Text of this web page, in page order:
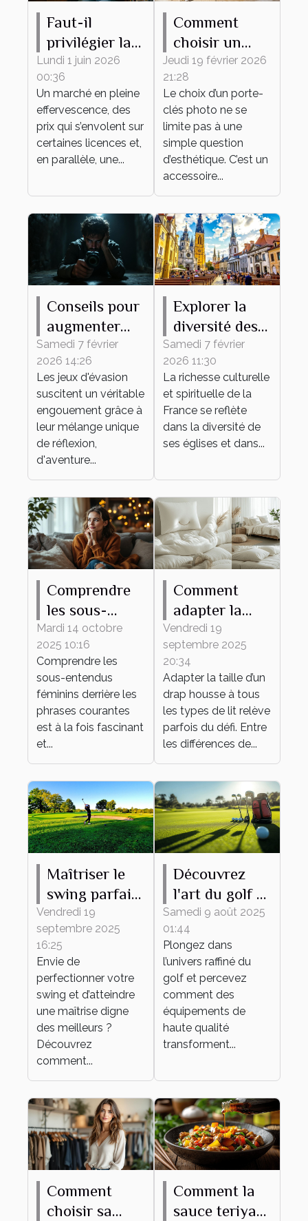
Faut-il
privilégier la
rareté ou
l’attachement
émotionnel
pour sa
collection de
figurines ?
Lundi 1 juin 2026
00:36
Un marché en pleine
effervescence, des
prix qui s’envolent sur
certaines licences et,
en parallèle, une...
Comment
choisir un
porte-clés
photo idéal
pour vous ?
Jeudi 19 février 2026
21:28
Le choix d’un porte-
clés photo ne se
limite pas à une
simple question
d’esthétique. C’est un
accessoire...
Conseils pour
augmenter
vos chances
de succès
dans un jeu
d'évasion
Samedi 7 février
2026 14:26
Les jeux d'évasion
suscitent un véritable
engouement grâce à
leur mélange unique
de réflexion,
d'aventure...
Explorer la
diversité des
églises
françaises à
travers leurs
messes
Samedi 7 février
2026 11:30
La richesse culturelle
et spirituelle de la
France se reflète
dans la diversité de
ses églises et dans...
Comprendre
les sous-
entendus
féminins
derrière les
phrases
courantes
Mardi 14 octobre
2025 10:16
Comprendre les
sous-entendus
féminins derrière les
phrases courantes
est à la fois fascinant
et...
Comment
adapter la
taille de votre
drap housse à
tout type de
lit ?
Vendredi 19
septembre 2025
20:34
Adapter la taille d’un
drap housse à tous
les types de lit relève
parfois du défi. Entre
les différences de...
Maîtriser le
swing parfait :
conseils et
techniques
Vendredi 19
septembre 2025
16:25
Envie de
perfectionner votre
swing et d’atteindre
une maîtrise digne
des meilleurs ?
Découvrez
comment...
Découvrez
l'art du golf à
travers des
équipements
de haute
qualité
Samedi 9 août 2025
01:44
Plongez dans
l’univers raffiné du
golf et percevez
comment des
équipements de
haute qualité
transforment...
Comment
choisir sa
Comment la
sauce teriyaki